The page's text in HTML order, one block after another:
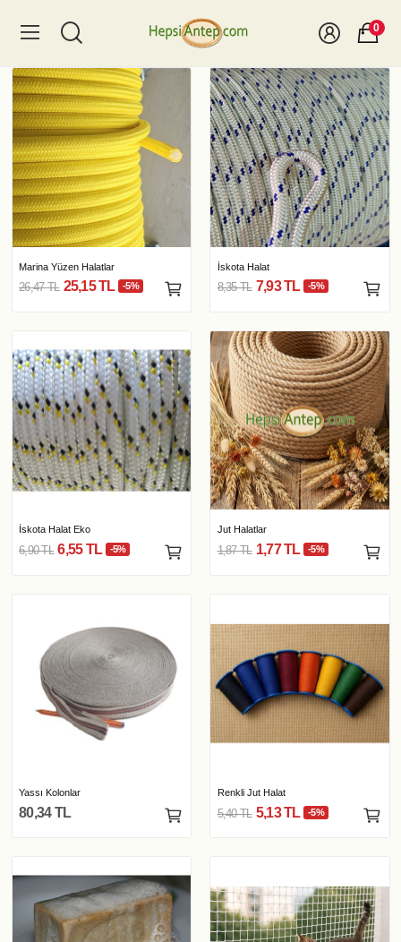
0
Marina Yüzen Halatlar
26,47 TL 25,15 TL -5%
İskota Halat
8,35 TL 7,93 TL -5%
İskota Halat Eko
6,90 TL 6,55 TL -5%
Jut Halatlar
1,87 TL 1,77 TL -5%
Yassı Kolonlar
80,34 TL
Renkli Jut Halat
5,40 TL 5,13 TL -5%